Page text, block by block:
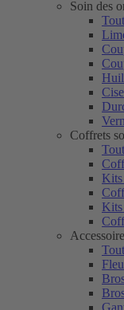
Soin des
Coffrets
Kits
Kits